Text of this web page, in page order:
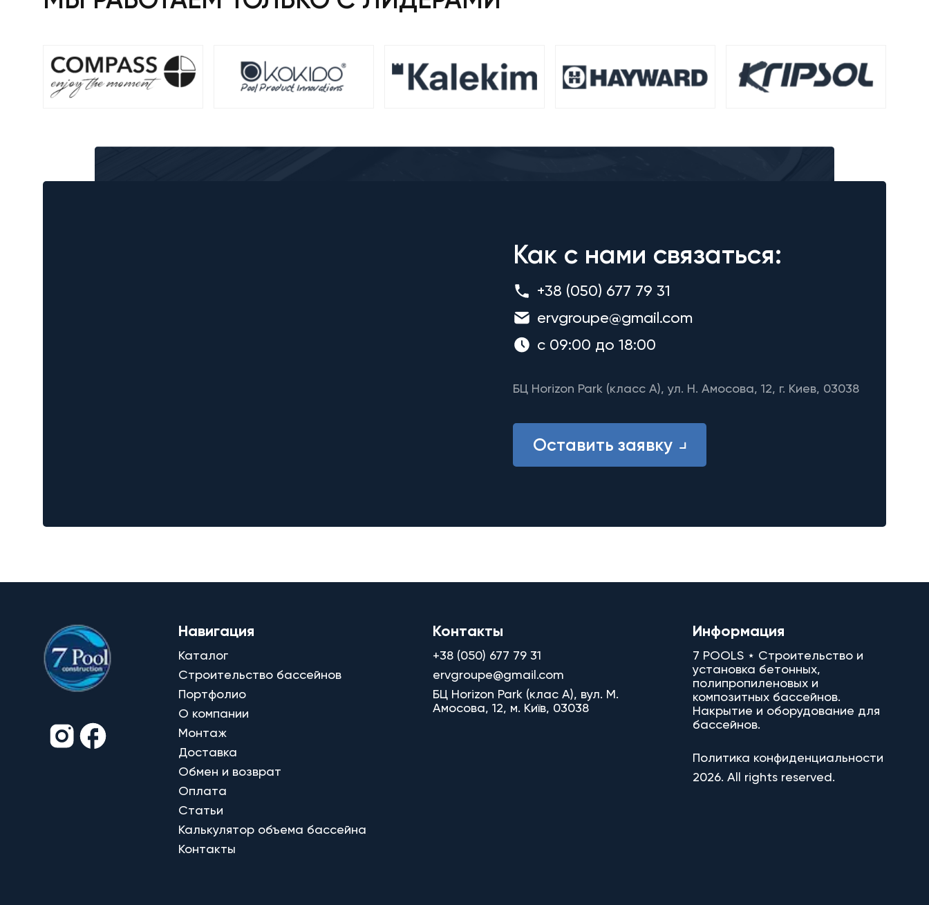
Как с нами связаться:
+38 (050) 677 79 31
ervgroupe@gmail.com
с 09:00 до 18:00
БЦ Horizon Park (класс A), ул. Н. Амосова, 12, г. Киев, 03038
Оставить заявку
Навигация
Каталог
Строительство бассейнов
Портфолио
О компании
Монтаж
Доставка
Обмен и возврат
Оплата
Статьи
Калькулятор объема бассейна
Контакты
Контакты
+38 (050) 677 79 31
ervgroupe@gmail.com
БЦ Horizon Park (клас A), вул. М.
Амосова, 12, м. Київ, 03038
Информация
7 POOLS ⋆ Строительство и
установка бетонных,
полипропиленовых и
композитных бассейнов.
Накрытие и оборудование для
бассейнов.
Политика конфиденциальности
2026. All rights reserved.